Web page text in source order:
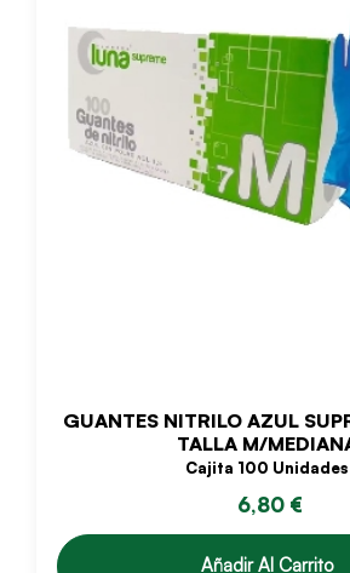
GUANTES NITRILO AZUL
TALLA M/
Cajita 100 Unidades
6,80 €
Añadir Al Carrito